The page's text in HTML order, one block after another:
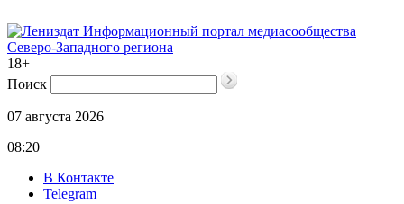
Информационный портал медиасообщества
Северо-Западного региона
18+
Поиск
07 августа 2026
08:20
В Контакте
Telegram